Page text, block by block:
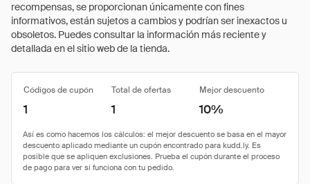
recompensas, se proporcionan únicamente con fines
informativos, están sujetos a cambios y podrían ser inexactos u
obsoletos. Puedes consultar la información más reciente y
detallada en el sitio web de la tienda.
Códigos de cupón Total de ofertas Mejor descuento
1 1 10%